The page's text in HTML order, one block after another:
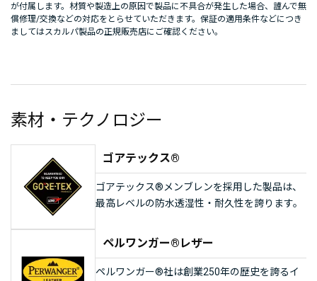
が付属します。材質や製造上の原因で製品に不具合が発生した場合、謹んで無
償修理/交換などの対応をとらせていただきます。保証の適用条件などにつき
ましてはスカルパ製品の正規販売店にご確認ください。
素材・テクノロジー
ゴアテックス®
ゴアテックス®メンブレンを採用した製品は、
最高レベルの防水透湿性・耐久性を誇ります。
ペルワンガー®レザー
ペルワンガー®社は創業250年の歴史を誇るイ